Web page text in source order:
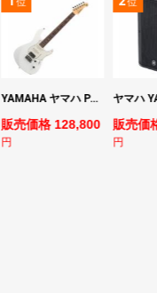
位
YAMAHA ヤマハ PACS+12 SWH Pacifica Standard Plus パシフィカスタンダードプラス エレキギター
販売価格 128,800
円
位
販売価
円